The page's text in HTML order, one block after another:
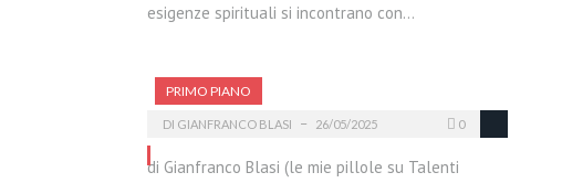
esigenze spirituali si incontrano con…
PRIMO PIANO
DI GIANFRANCO BLASI 26/05/2025 0
di Gianfranco Blasi (le mie pillole su Talenti